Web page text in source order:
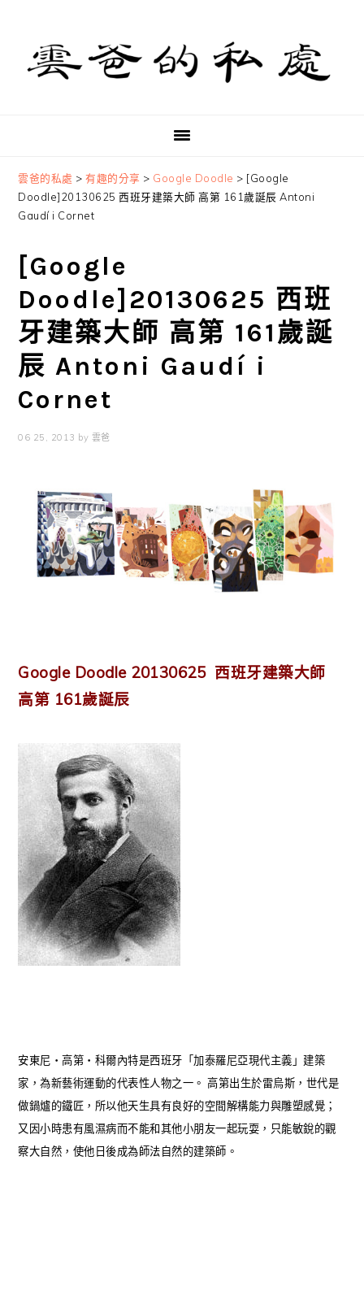
primary
navigation
content
primary
sidebar
雲爸的私處 >有趣的分享 > Google Doodle > [Google
Doodle]20130625 西班牙建築大師 高第 161歲誕辰 Antoni
Gaudí i Cornet
[Google
Doodle]20130625 西班
牙建築大師 高第 161歲誕
辰 Antoni Gaudí i
Cornet
06 25, 2013 by 雲爸
Google Doodle 20130625 西班牙建築大師
高第 161歲誕辰
安東尼‧高第‧科爾內特是西班牙「加泰羅尼亞現代主義」建築
家，為新藝術運動的代表性人物之一。 高第出生於雷烏斯，世代是
做鍋爐的鐵匠，所以他天生具有良好的空間解構能力與雕塑感覺；
又因小時患有風濕病而不能和其他小朋友一起玩耍，只能敏銳的觀
察大自然，使他日後成為師法自然的建築師。